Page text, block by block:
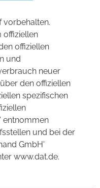
vorbehalten.
offiziellen
offiziellen
und
neuer
den offiziellen
spezifischen
entnommen
und bei der
GmbH'
www.dat.de.